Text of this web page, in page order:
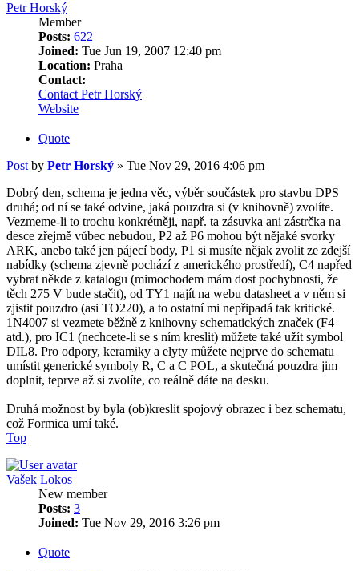
Petr Horský
Member
Posts: 622
Joined: Tue Jun 19, 2007 12:40 pm
Location: Praha
Contact:
Contact Petr Horský
Website
Quote
Post by Petr Horský » Tue Nov 29, 2016 4:06 pm
Dobrý den, schema je jedna věc, výběr součástek pro stavbu DPS
druhá; od ní se také odvine, jaká pouzdra si (v knihovně) zvolíte.
Vezmeme-li to trochu konkrétněji, např. ta zásuvka ani zástrčka na
desce zřejmě vůbec nebudou, P2 až P6 mohou být nějaké svorky
ARK, anebo také jen pájecí body, P1 si musíte nějak zvolit ze zdejší
nabídky (schema zjevně pochází z amerického prostředí), C4 napřed
vybrat někde z katalogu (mimochodem mám dost pochybnosti, že
těch 275 V bude stačit), od TY1 najít na webu datasheet a v něm si
zjistit pouzdro (asi TO220), a to ostatní mi nepřipadá tak kritické.
1N4007 si vezmete běžně z knihovny schematických značek (F4
atd.), pro IC1 (nechcete-li se s ním kreslit) můžete také užít symbol
DIL8. Pro odpory, keramiky a elyty můžete nejprve do schematu
umístit generické symboly R, C a C POL, a skutečná pouzdra jim
doplnit, teprve až si zvolíte, co reálně dáte na desku.
Druhá možnost by byla (ob)kreslit spojový obrazec i bez schematu,
což Formica umí také.
Top
Vašek Lokos
New member
Posts: 3
Joined: Tue Nov 29, 2016 3:26 pm
Quote